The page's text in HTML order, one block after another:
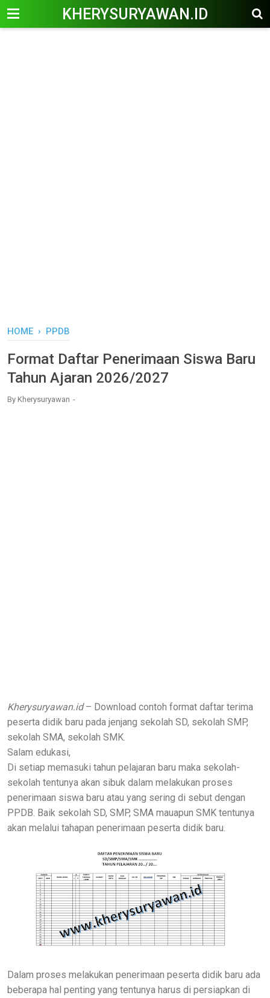
KHERYSURYAWAN.ID
HOME › PPDB
Format Daftar Penerimaan Siswa Baru
Tahun Ajaran 2026/2027
By Kherysuryawan
Kherysuryawan.id– Download contoh format daftar terima
peserta didik baru pada jenjang sekolah SD, sekolah SMP,
sekolah SMA, sekolah SMK.
Salam edukasi,
Di setiap memasuki tahun pelajaran baru maka sekolah-
sekolah tentunya akan sibuk dalam melakukan proses
penerimaan siswa baru atau yang sering di sebut dengan
PPDB. Baik sekolah SD, SMP, SMA mauapun SMK tentunya
akan melalui tahapan penerimaan peserta didik baru.
Dalam proses melakukan penerimaan peserta didik baru ada
beberapa hal penting yang tentunya harus di persiapkan di